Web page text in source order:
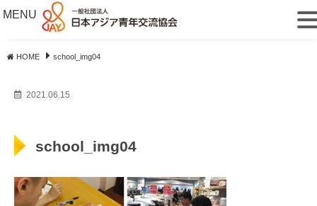
HOME school_img04
2021.06.15
school_img04
MENU